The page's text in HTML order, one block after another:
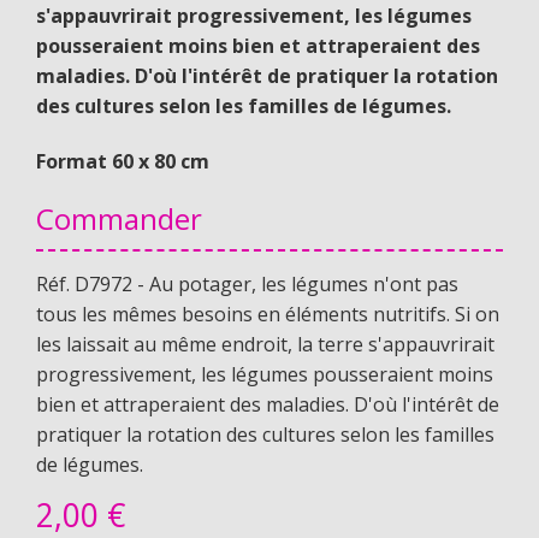
s'appauvrirait progressivement, les légumes
pousseraient moins bien et attraperaient des
maladies. D'où l'intérêt de pratiquer la rotation
des cultures selon les familles de légumes.
Format 60 x 80 cm
Commander
Réf. D7972 - Au potager, les légumes n'ont pas
tous les mêmes besoins en éléments nutritifs. Si on
les laissait au même endroit, la terre s'appauvrirait
progressivement, les légumes pousseraient moins
bien et attraperaient des maladies. D'où l'intérêt de
pratiquer la rotation des cultures selon les familles
de légumes.
2,00 €